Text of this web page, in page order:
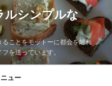
ルシンプルな
ことをモットーに都会を離れ
を送っています。
ニュー